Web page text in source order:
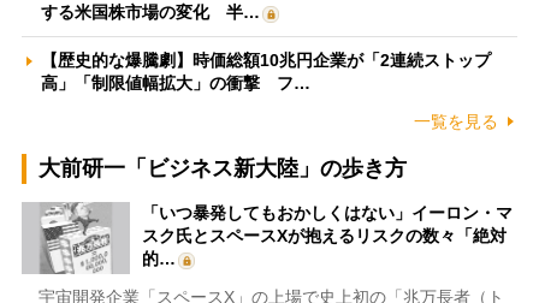
する米国株市場の変化 半…
【歴史的な爆騰劇】時価総額10兆円企業が「2連続ストップ
高」「制限値幅拡大」の衝撃 フ…
一覧を見る
大前研一「ビジネス新大陸」の歩き方
「いつ暴発してもおかしくはない」イーロン・マ
スク氏とスペースXが抱えるリスクの数々「絶対
的…
宇宙開発企業「スペースX」の上場で史上初の「兆万長者（ト